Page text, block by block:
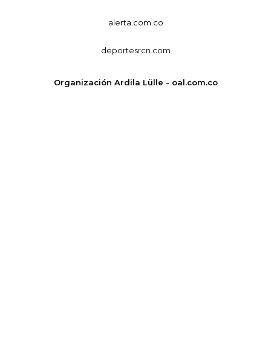
alerta.com.co
deportesrcn.com
Organización Ardila Lülle - oal.com.co